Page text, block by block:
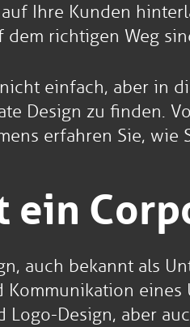
Ihre Kunden
dem richtigen Weg
einfach, aber in
Design zu finden.
erfahren Sie, wie
ein
auch bekannt als
Kommunikation eines
Logo-Design, aber